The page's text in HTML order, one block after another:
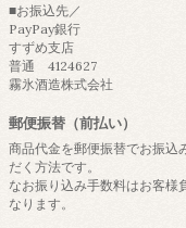
■お振込先／
PayPay銀行
すずめ支店
普通 4124627
霧氷酒造株式会社
郵便振替（前払い）
商品代金を郵便振替でお振込
だく方法です。
なお振り込み手数料はお客様
なります。